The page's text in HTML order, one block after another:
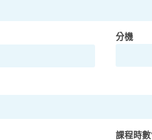
分機
課程時